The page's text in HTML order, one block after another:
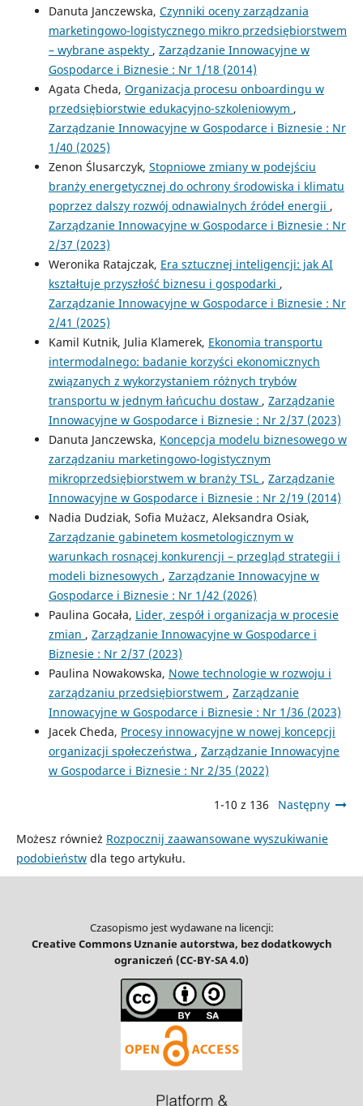
Danuta Janczewska, Czynniki oceny zarządzania
marketingowo-logistycznego mikro przedsiębiorstwem
– wybrane aspekty , Zarządzanie Innowacyjne w
Gospodarce i Biznesie : Nr 1/18 (2014)
Agata Cheda, Organizacja procesu onboardingu w
przedsiębiorstwie edukacyjno-szkoleniowym ,
Zarządzanie Innowacyjne w Gospodarce i Biznesie : Nr
1/40 (2025)
Zenon Ślusarczyk, Stopniowe zmiany w podejściu
branży energetycznej do ochrony środowiska i klimatu
poprzez dalszy rozwój odnawialnych źródeł energii ,
Zarządzanie Innowacyjne w Gospodarce i Biznesie : Nr
2/37 (2023)
Weronika Ratajczak, Era sztucznej inteligencji: jak AI
kształtuje przyszłość biznesu i gospodarki ,
Zarządzanie Innowacyjne w Gospodarce i Biznesie : Nr
2/41 (2025)
Kamil Kutnik, Julia Klamerek, Ekonomia transportu
intermodalnego: badanie korzyści ekonomicznych
związanych z wykorzystaniem różnych trybów
transportu w jednym łańcuchu dostaw , Zarządzanie
Innowacyjne w Gospodarce i Biznesie : Nr 2/37 (2023)
Danuta Janczewska, Koncepcja modelu biznesowego w
zarządzaniu marketingowo-logistycznym
mikroprzedsiębiorstwem w branży TSL , Zarządzanie
Innowacyjne w Gospodarce i Biznesie : Nr 2/19 (2014)
Nadia Dudziak, Sofia Mużacz, Aleksandra Osiak,
Zarządzanie gabinetem kosmetologicznym w
warunkach rosnącej konkurencji – przegląd strategii i
modeli biznesowych , Zarządzanie Innowacyjne w
Gospodarce i Biznesie : Nr 1/42 (2026)
Paulina Gocała, Lider, zespół i organizacja w procesie
zmian , Zarządzanie Innowacyjne w Gospodarce i
Biznesie : Nr 2/37 (2023)
Paulina Nowakowska, Nowe technologie w rozwoju i
zarządzaniu przedsiębiorstwem , Zarządzanie
Innowacyjne w Gospodarce i Biznesie : Nr 1/36 (2023)
Jacek Cheda, Procesy innowacyjne w nowej koncepcji
organizacji społeczeństwa , Zarządzanie Innowacyjne
w Gospodarce i Biznesie : Nr 2/35 (2022)
1-10 z 136 Następny
Możesz również Rozpocznij zaawansowane wyszukiwanie
podobieństwdla tego artykułu.
Czasopismo jest wydawane na licencji:
Creative Commons Uznanie autorstwa, bez dodatkowych
ograniczeń (CC-BY-SA 4.0)